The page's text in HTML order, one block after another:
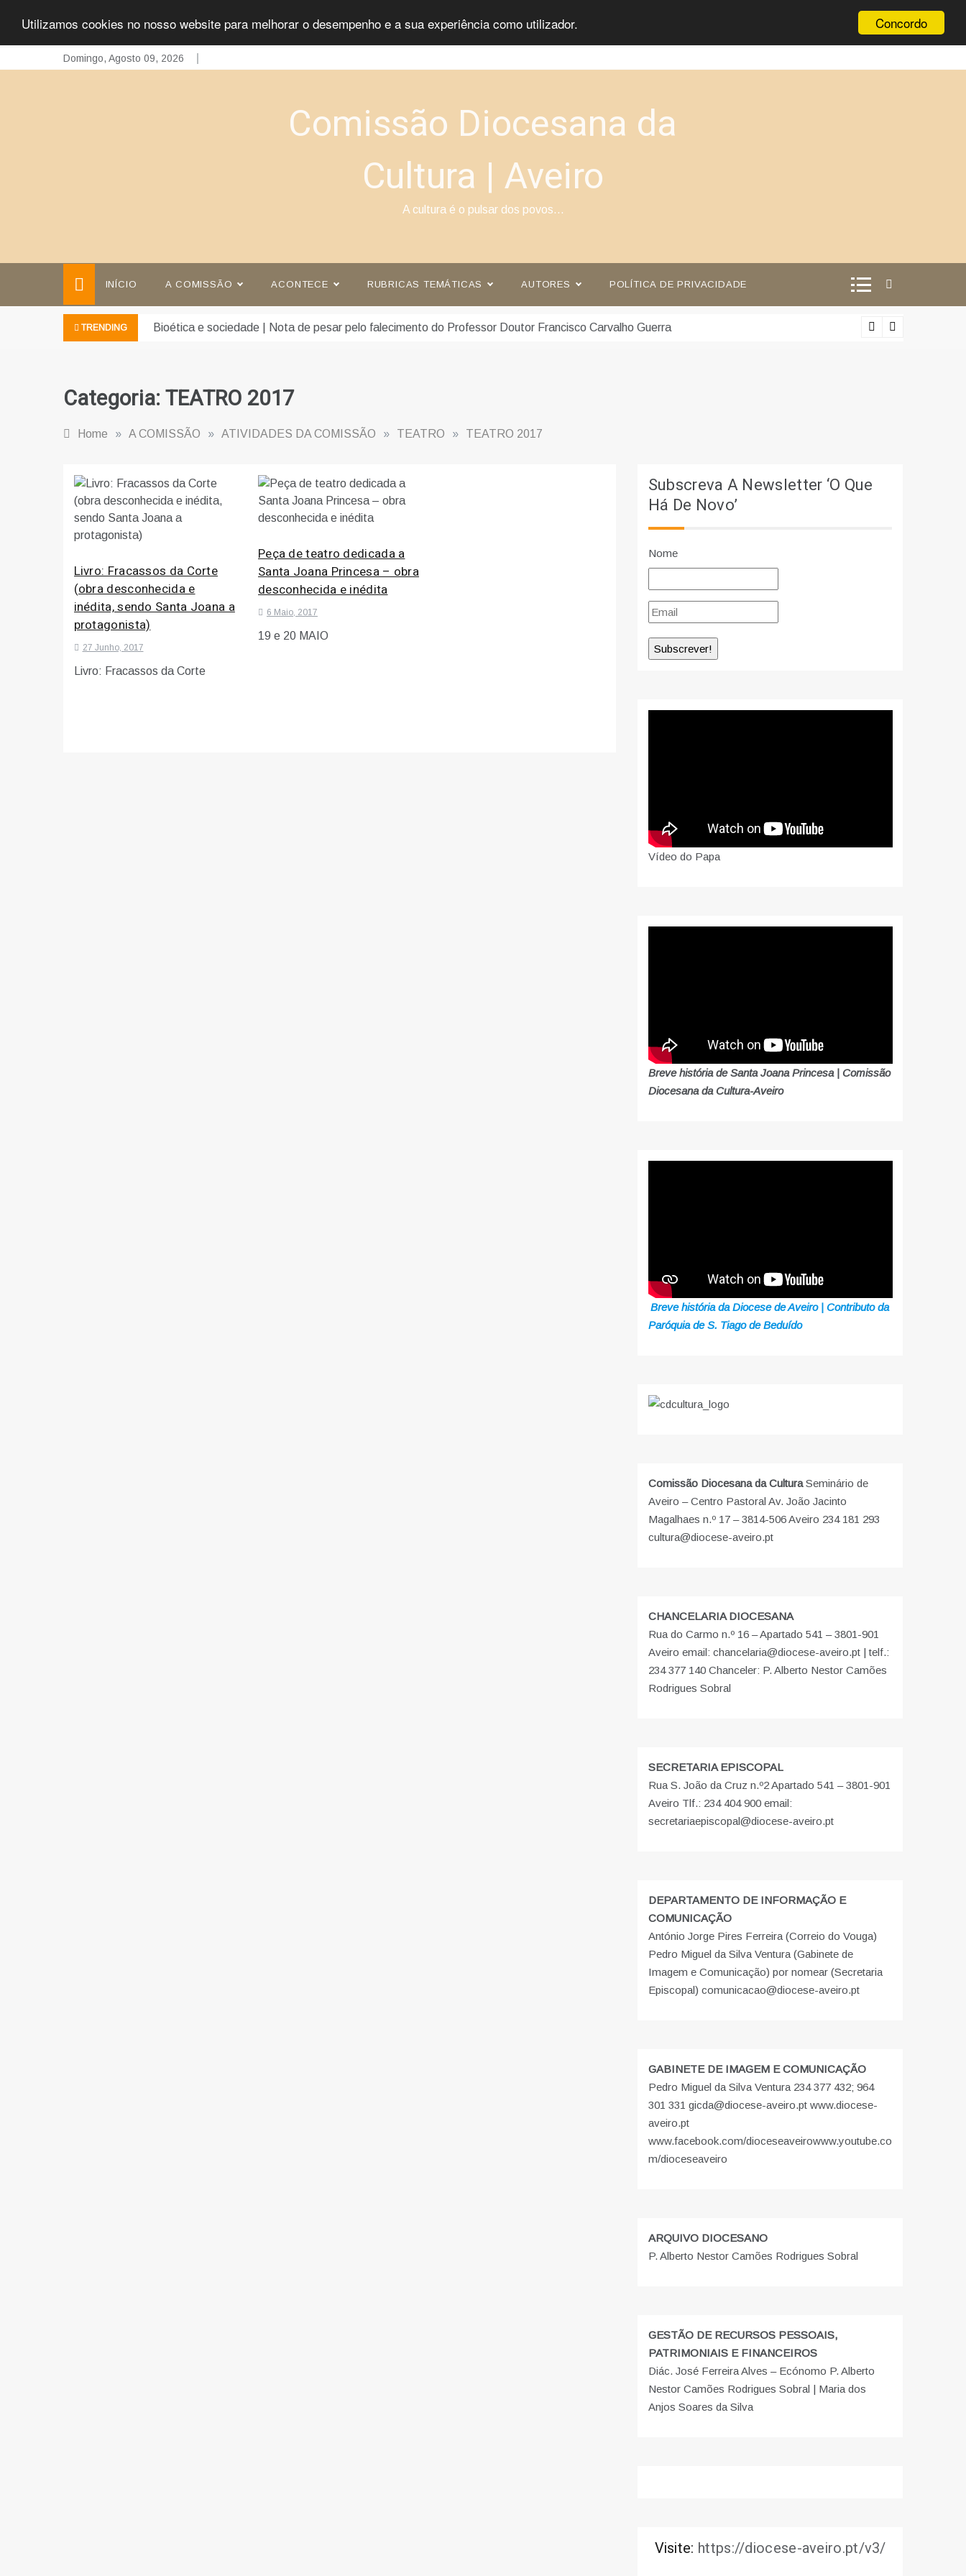
Concordo
Utilizamos cookies no nosso website para melhorar o desempenho e a sua experiência como utilizador.
to
Domingo, Agosto 09, 2026
Comissão Diocesana da
Cultura | Aveiro
A cultura é o pulsar dos povos…
INÍCIO A COMISSÃO ACONTECE RUBRICAS TEMÁTICAS AUTORES POLÍTICA DE PRIVACIDADE
TRENDING Bioética e sociedade | Nota de pesar pelo falecimento do Professor Doutor Francisco Carvalho Guerra
Categoria:TEATRO 2017
Home » A COMISSÃO » ATIVIDADES DA COMISSÃO » TEATRO » TEATRO 2017
Livro: Fracassos da Corte
(obra desconhecida e
inédita, sendo Santa Joana a
protagonista)
27 Junho, 2017
Livro: Fracassos da Corte
Peça de teatro dedicada a
Santa Joana Princesa – obra
desconhecida e inédita
6 Maio, 2017
19 e 20 MAIO
Subscreva A Newsletter ‘O Que
Há De Novo’
Nome
Vídeo do Papa
Breve história de Santa Joana Princesa | Comissão
Diocesana da Cultura-Aveiro
Breve história da Diocese de Aveiro | Contributo da
Paróquia de S. Tiago de Beduído
Comissão Diocesana da CulturaSeminário de
Aveiro – Centro Pastoral Av. João Jacinto
Magalhaes n.º 17 – 3814-506 Aveiro 234 181 293
cultura@diocese-aveiro.pt
CHANCELARIA DIOCESANA
Rua do Carmo n.º 16 – Apartado 541 – 3801-901
Aveiro email: chancelaria@diocese-aveiro.pt | telf.:
234 377 140 Chanceler: P. Alberto Nestor Camões
Rodrigues Sobral
SECRETARIA EPISCOPAL
Rua S. João da Cruz n.º2 Apartado 541 – 3801-901
Aveiro Tlf.: 234 404 900 email:
secretariaepiscopal@diocese-aveiro.pt
DEPARTAMENTO DE INFORMAÇÃO E
COMUNICAÇÃO
António Jorge Pires Ferreira (Correio do Vouga)
Pedro Miguel da Silva Ventura (Gabinete de
Imagem e Comunicação) por nomear (Secretaria
Episcopal) comunicacao@diocese-aveiro.pt
GABINETE DE IMAGEM E COMUNICAÇÃO
Pedro Miguel da Silva Ventura 234 377 432; 964
301 331 gicda@diocese-aveiro.pt www.diocese-
aveiro.pt
www.facebook.com/dioceseaveirowww.youtube.co
m/dioceseaveiro
ARQUIVO DIOCESANO
P. Alberto Nestor Camões Rodrigues Sobral
GESTÃO DE RECURSOS PESSOAIS,
PATRIMONIAIS E FINANCEIROS
Diác. José Ferreira Alves – Ecónomo P. Alberto
Nestor Camões Rodrigues Sobral | Maria dos
Anjos Soares da Silva
Visite: https://diocese-aveiro.pt/v3/